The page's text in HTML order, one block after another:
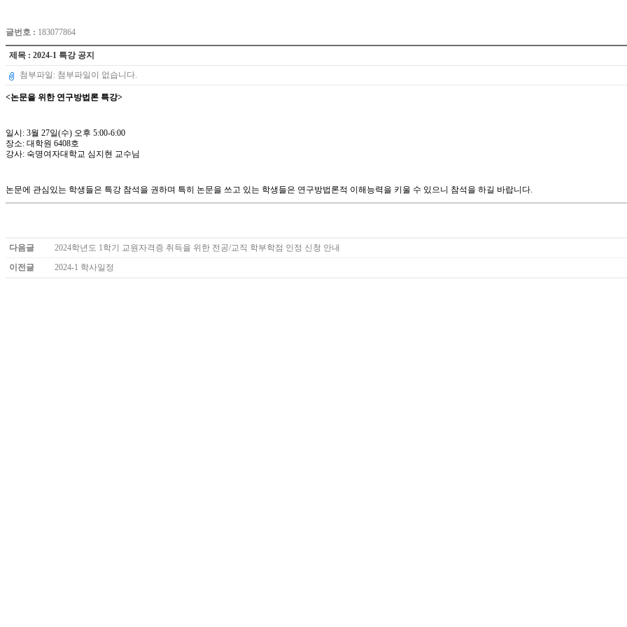
글번호 : 183077864
제목 : 2024-1 특강 공지
첨부파일: 첨부파일이 없습니다.
<논문을 위한 연구방법론 특강>
일시: 3월 27일(수) 오후 5:00-6:00
장소: 대학원 6408호
강사: 숙명여자대학교 심지현 교수님
논문에 관심있는 학생들은 특강 참석을 권하며 특히 논문을 쓰고 있는 학생들은 연구방법론적 이해능력을 키울 수 있으니 참석을 하길 바랍니다.
다음글
2024학년도 1학기 교원자격증 취득을 위한 전공/교직 학부학점 인정 신청 안내
이전글
2024-1 학사일정